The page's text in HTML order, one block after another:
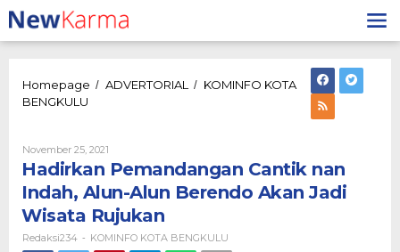
Lewati
ke
konten
Homepage / ADVERTORIAL / KOMINFO KOTA
BENGKULU
nan
Indah,
Alun
Berendo
Akan
Jadi
November 25, 2021
Redaksi234
Hadirkan Pemandangan Cantik nan
Indah, Alun-Alun Berendo Akan Jadi
Wisata Rujukan
Redaksi234 - KOMINFO KOTA BENGKULU